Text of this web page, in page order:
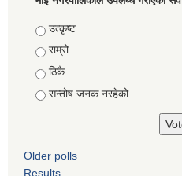
Choices
उत्कृष्ट
राम्रो
ठिकै
सन्तोष जनक नरहेको
Older polls
Results